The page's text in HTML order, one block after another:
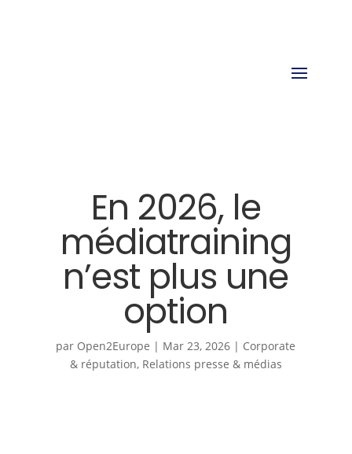
En 2026, le
médiatraining
n’est plus une
option
par Open2Europe | Mar 23, 2026 | Corporate
& réputation, Relations presse & médias